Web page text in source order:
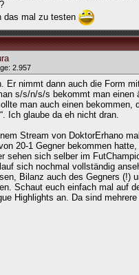
das mal zu testen
2.957
Er nimmt dann auch die Form
s/s/n/s/s bekommt man einen
man auch einen bekommen,
Ich glaube da eh nicht dran.
Stream von DoktorErhano
20-1 Gegner bekommen
sehen sich selber im
sich nochmal vollständig
Bilanz auch des Gegners (!)
Schaut euch einfach mal auf
Highlights an. Da sind